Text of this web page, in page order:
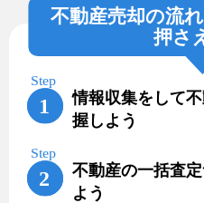
不動産売却の流れ
押さ
情報収集をして
握しよう
不動産の一括査
よう